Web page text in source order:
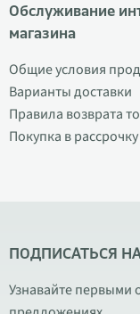
Обслуживание
магазина
Общие условия
Варианты доставки
Правила возврата
Покупка в рассрочку
ПОДПИСАТЬСЯ
Узнавайте первыми